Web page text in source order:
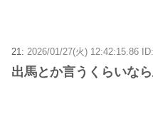
21: 2026/01/27(火) 12:42:15.86
出馬とか言うくらいな